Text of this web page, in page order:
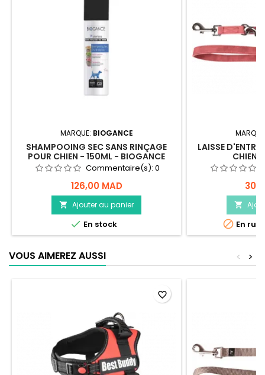
MARQUE: BIOGANCE
SHAMPOOING SEC SANS RINÇAGE
POUR CHIEN - 150ML - BIOGANCE
Commentaire(s): 0
126,00 MAD
 Ajouter au panier
 En stock
LAISSE
CHIEN

 En
VOUS AIMEREZ AUSSI >
<
favorite_border